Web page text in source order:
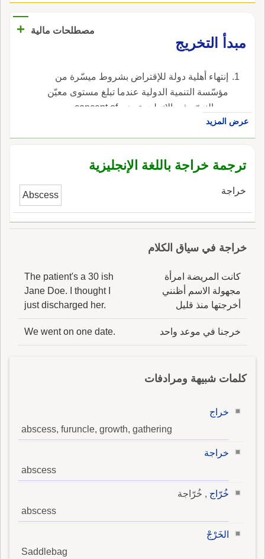
الهاء في لين الأَلف والياء والواو، لأَنهن مستطيلات
الأَشْيَمِ الأَسدي.
مصطلحات مالية
+
مبدأ التخريج
إنتهاء أهلية دولة للإقتراض بشروط ميسّرة من
مؤسّسة التنمية الدولية عندما تبلغ مستوى معيّن
من النموّ ، في الإنجليزية، هي concept of
graduation.
عرض المزيد
ترجمة خراجة باللغة الإنجليزية
خراجة Abscess
خراجة في سياق الكلام
كانت المريضة امرأة
مجهولة الاسم أظنني
أخرجتها منذ قليل
The patient's a 30 ish
Jane Doe. I thought I
just discharged her.
خرجنا في موعد واحد We went on one date.
كلمات شبيهة ومرادفات
خراج
abscess, furuncle, growth, gathering
خراجة
abscess
خُرّاج , خُرّاجة
abscess
الخَرْجْ
Saddlebag